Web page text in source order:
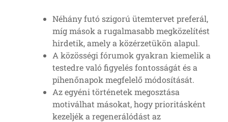
Néhány futó szigorú ütemtervet preferál,
míg mások a rugalmasabb megközelítést
hirdetik, amely a közérzetükön alapul.
A közösségi fórumok gyakran kiemelik a
testedre való figyelés fontosságát és a
pihenőnapok megfelelő módosítását.
Az egyéni történetek megosztása
motiválhat másokat, hogy prioritásként
kezeljék a regenerálódást az